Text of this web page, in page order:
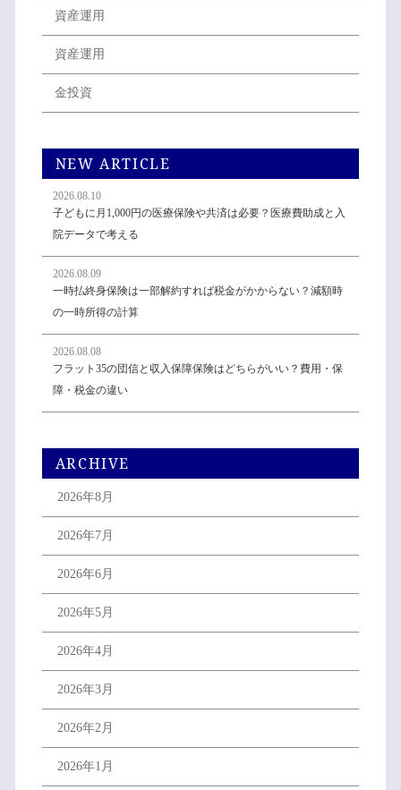
資産運用
資産運用
金投資
NEW ARTICLE
2026.08.10
子どもに月1,000円の医療保険や共済は必要？医療費助成と入
院データで考える
2026.08.09
一時払終身保険は一部解約すれば税金がかからない？減額時
の一時所得の計算
2026.08.08
フラット35の団信と収入保障保険はどちらがいい？費用・保
障・税金の違い
ARCHIVE
2026年8月
2026年7月
2026年6月
2026年5月
2026年4月
2026年3月
2026年2月
2026年1月